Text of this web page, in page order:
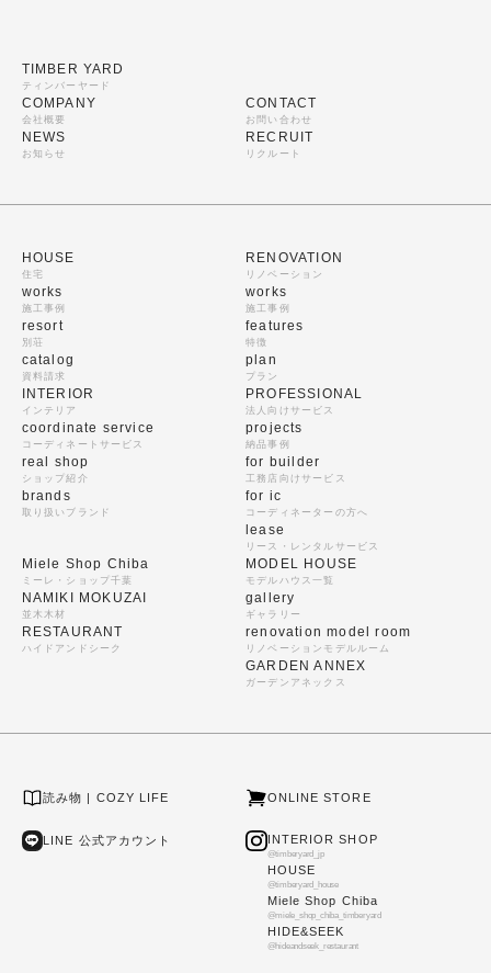
TIMBER YARD
ティンバーヤード
COMPANY
会社概要
NEWS
お知らせ
CONTACT
お問い合わせ
RECRUIT
リクルート
HOUSE
住宅
works
施工事例
resort
別荘
catalog
資料請求
RENOVATION
リノベーション
works
施工事例
features
特徴
plan
プラン
INTERIOR
インテリア
coordinate service
コーディネートサービス
real shop
ショップ紹介
brands
取り扱いブランド
PROFESSIONAL
法人向けサービス
projects
納品事例
for builder
工務店向けサービス
for ic
コーディネーターの方へ
lease
リース・レンタルサービス
Miele Shop Chiba
ミーレ・ショップ千葉
NAMIKI MOKUZAI
並木木材
RESTAURANT
ハイドアンドシーク
MODEL HOUSE
モデルハウス一覧
gallery
ギャラリー
renovation model room
リノベーションモデルルーム
GARDEN ANNEX
ガーデンアネックス
読み物 | COZY LIFE ONLINE STORE
LINE 公式アカウント INTERIOR SHOP
@timberyard_jp
HOUSE
@timberyard_house
Miele Shop Chiba
@miele_shop_chiba_timberyard
HIDE&SEEK
@hideandseek_restaurant